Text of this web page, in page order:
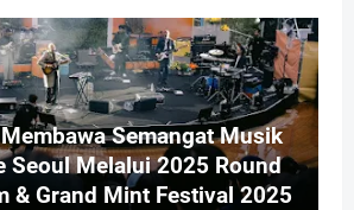
Semangat Musik
Seoul Melalui 2025 Round
& Grand Mint Festival 2025